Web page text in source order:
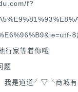
f?
8
行家等着你哦
题
我是道道╯▽╰商城有